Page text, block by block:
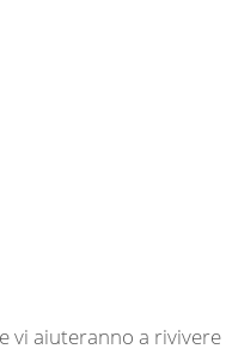
vi aiuteranno a